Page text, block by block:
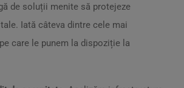
de soluții menite să protejeze
Iată câteva dintre cele mai
care le punem la dispoziție la